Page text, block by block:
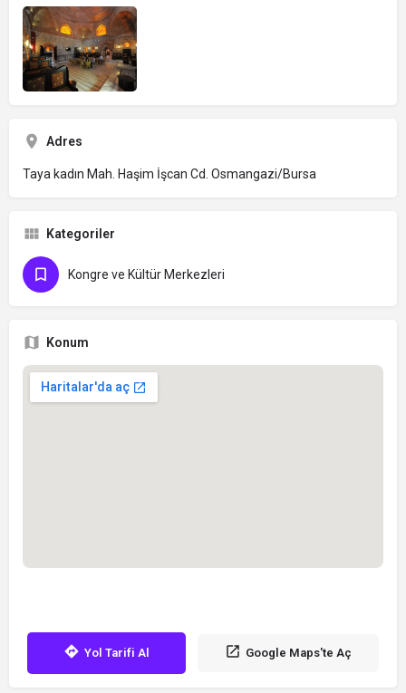
Adres
Taya kadın Mah. Haşim İşcan Cd. Osmangazi/Bursa
Kategoriler
Kongre ve Kültür Merkezleri
Konum
Yol Tarifi Al Google Maps'te Aç